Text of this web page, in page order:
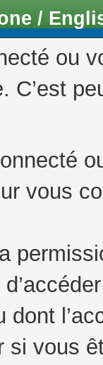
/
ou
C’est
vous
dont
si vous